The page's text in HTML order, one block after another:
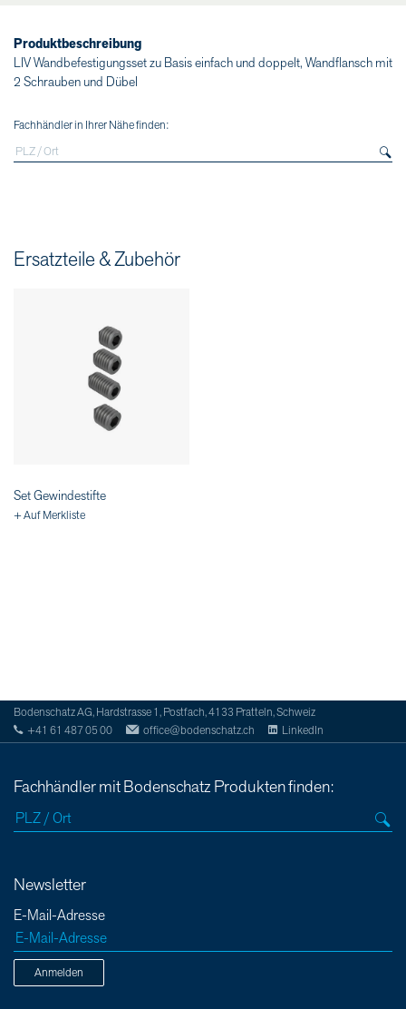
Produktbeschreibung
LIV Wandbefestigungsset zu Basis einfach und doppelt, Wandflansch mit
2 Schrauben und Dübel
Fachhändler in Ihrer Nähe finden:
Ersatzteile & Zubehör
Set Gewindestifte
+ Auf Merkliste
Bodenschatz AG, Hardstrasse 1, Postfach, 4133 Pratteln, Schweiz
+41 61 487 05 00
office@bodenschatz.ch LinkedIn
Fachhändler mit Bodenschatz Produkten finden:
Newsletter
E-Mail-Adresse
Anmelden